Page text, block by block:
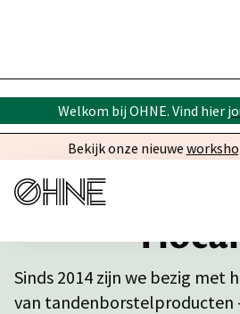
Welkom bij OHNE. Vind hier
Bekijk onze nieuwe
Sinds 2014 zijn we bezig met
van tandenborstelproducten